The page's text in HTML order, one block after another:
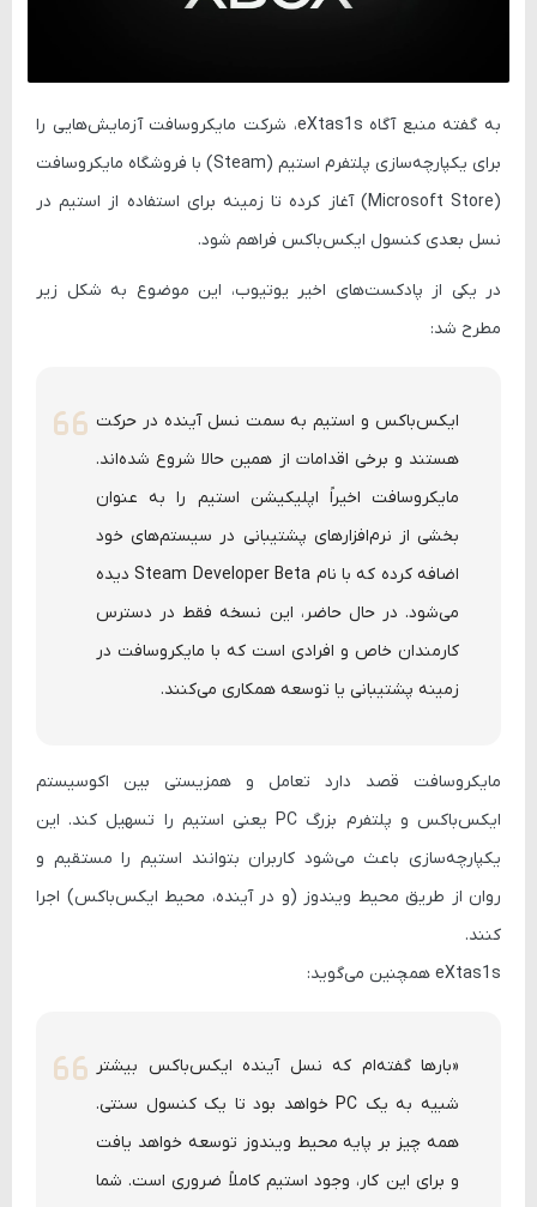
به گفته منبع آگاه eXtas1s، شرکت مایکروسافت آزمایش‌هایی را
برای یکپارچه‌سازی پلتفرم استیم (Steam) با فروشگاه مایکروسافت
(Microsoft Store)
آغاز کرده تا زمینه برای استفاده از استیم در
نسل بعدی کنسول ایکس‌باکس فراهم شود.
در یکی از پادکست‌های اخیر یوتیوب، این موضوع به شکل زیر
مطرح شد:
ایکس‌باکس و استیم به سمت نسل آینده در حرکت
هستند و برخی اقدامات از همین حالا شروع شده‌اند.
مایکروسافت اخیراً اپلیکیشن استیم را به عنوان
بخشی از نرم‌افزارهای پشتیبانی در سیستم‌های خود
اضافه کرده که با نام Steam Developer Beta دیده
می‌شود. در حال حاضر، این نسخه فقط در دسترس
کارمندان خاص و افرادی است که با مایکروسافت در
زمینه پشتیبانی یا توسعه همکاری می‌کنند.
مایکروسافت قصد دارد تعامل و همزیستی بین اکوسیستم
ایکس‌باکس و پلتفرم بزرگ PC یعنی استیم
را تسهیل کند. این
یکپارچه‌سازی باعث می‌شود کاربران بتوانند استیم را مستقیم و
روان از طریق محیط ویندوز (و در آینده، محیط ایکس‌باکس) اجرا
کنند.
eXtas1s همچنین می‌گوید:
«بارها گفته‌ام که نسل آینده ایکس‌باکس بیشتر
شبیه به یک PC خواهد بود تا یک کنسول سنتی.
همه چیز بر پایه محیط ویندوز توسعه خواهد یافت
و برای این کار، وجود استیم کاملاً ضروری است. شما